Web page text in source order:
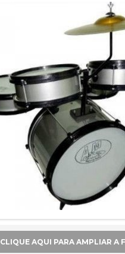
CLIQUE AQUI PARA AMPLIAR A